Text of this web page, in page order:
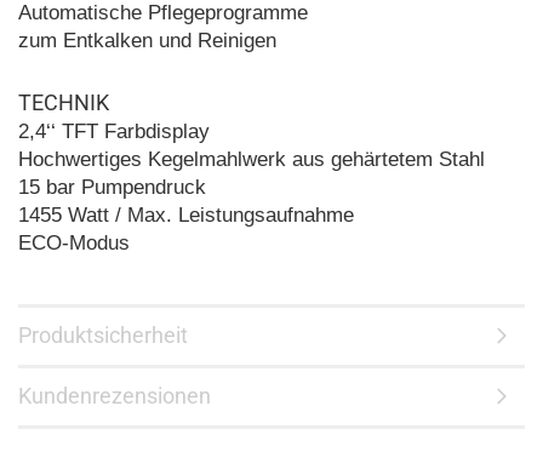
Automatische Pflegeprogramme
zum Entkalken und Reinigen
TECHNIK
2,4‘‘ TFT Farbdisplay
Hochwertiges Kegelmahlwerk aus gehärtetem Stahl
15 bar Pumpendruck
1455 Watt / Max. Leistungsaufnahme
ECO-Modus
Produktsicherheit
Kundenrezensionen